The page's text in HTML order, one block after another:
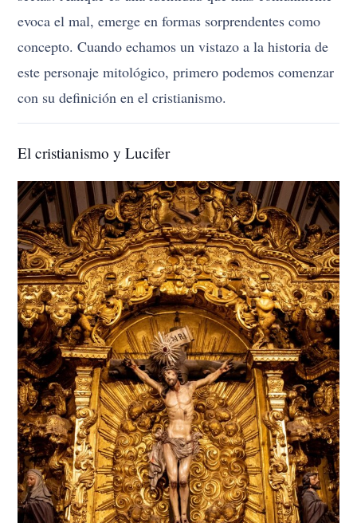
evoca el mal, emerge en formas sorprendentes como
concepto. Cuando echamos un vistazo a la historia de
este personaje mitológico, primero podemos comenzar
con su definición en el cristianismo.
El cristianismo y Lucifer